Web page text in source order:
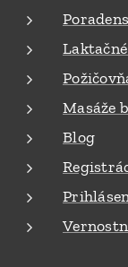
Masáže
Blog